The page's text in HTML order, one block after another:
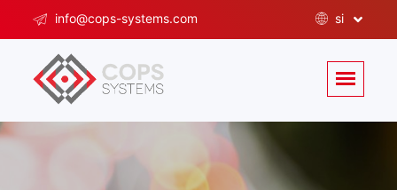
info@cops-systems.com si